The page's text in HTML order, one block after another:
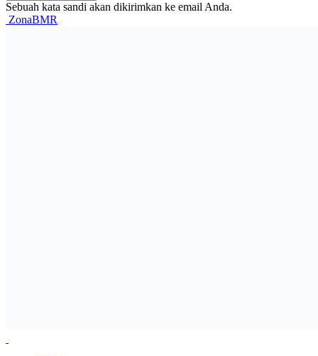
Sebuah kata sandi akan dikirimkan ke email Anda.
ZonaBMR